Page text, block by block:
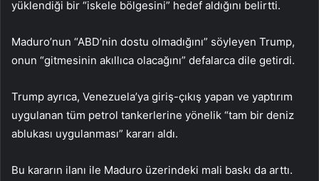
yüklendiği bir “iskele bölgesini” hedef aldığını belirtti.
Maduro’nun “ABD’nin dostu olmadığını” söyleyen Trump,
onun “gitmesinin akıllıca olacağını” defalarca dile getirdi.
Trump ayrıca, Venezuela’ya giriş-çıkış yapan ve yaptırım
uygulanan tüm petrol tankerlerine yönelik “tam bir deniz
ablukası uygulanması” kararı aldı.
Bu kararın ilanı ile Maduro üzerindeki mali baskı da arttı.